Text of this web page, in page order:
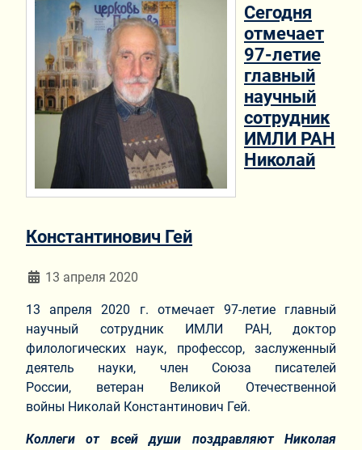
Сегодня
отмечает
97-летие
главный
научный
сотрудник
ИМЛИ РАН
Николай
Константинович Гей
Информация о материале
13 апреля 2020
13 апреля 2020 г. отмечает 97-летие главный
научный сотрудник ИМЛИ РАН, доктор
филологических наук, профессор, заслуженный
деятель науки, член Союза писателей
России, ветеран Великой Отечественной
войны Николай Константинович Гей.
Коллеги от всей души поздравляют Николая